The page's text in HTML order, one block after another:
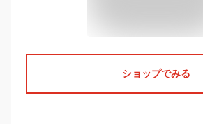
ショップでみる